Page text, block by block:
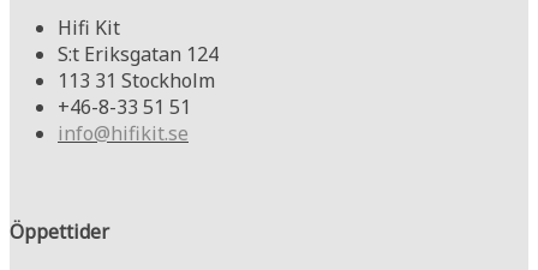
Hifi Kit
S:t Eriksgatan 124
113 31 Stockholm
+46-8-33 51 51
info@hifikit.se
Öppettider